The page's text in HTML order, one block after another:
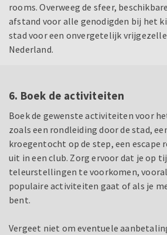
rooms. Overweeg de sfeer,
afstand voor alle genodigden bij het
stad voor een onvergetelijk
Nederland.
6. Boek de activiteiten
Boek de gewenste activiteiten voor
zoals een rondleiding door de stad,
kroegentocht op de step, een escape
uit in een club. Zorg ervoor dat je op
teleurstellingen te voorkomen,
populaire activiteiten gaat of als je
bent.
Vergeet niet om eventuele